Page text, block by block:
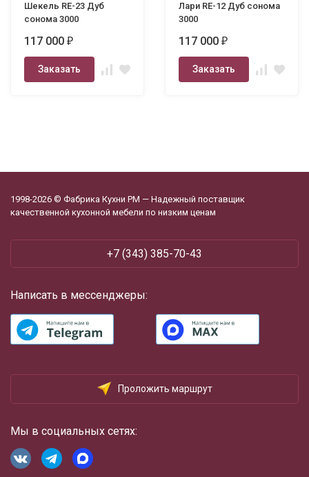
Шекель RE-23 Дуб
сонома 3000
117 000 ₽
Заказать
Лари RE-12 Дуб сонома
3000
117 000 ₽
Заказать
1998-2026 © Фабрика Кухни РМ — Надежный поставщик
качественной кухонной мебели по низким ценам
+7 (343) 385-70-43
Написать в мессенджеры:
Проложить маршрут
Мы в социальных сетях: